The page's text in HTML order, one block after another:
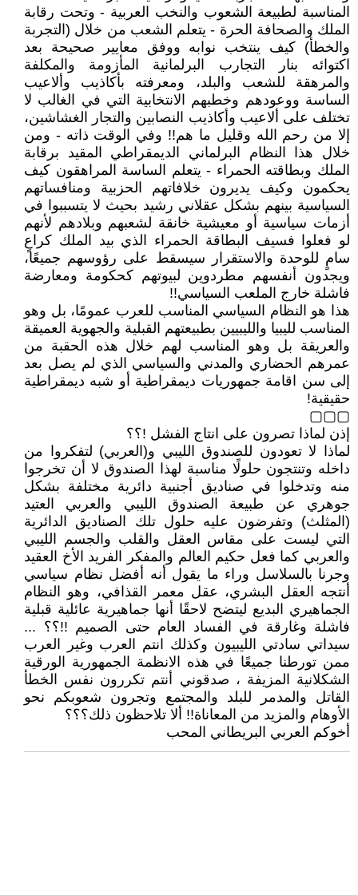
المناسبة لطبيعة الشعوب والنخب العربية - وتحت رقابة
الملك والصحافة الحرة - يتعلم الشعب من خلال (التجربة
والخطأ) كيف ينتخب نوابه ووفق معايير صحيحة بعد
اكتوائه بنار التجارب البرلمانية المأزومة والمكلفة
والمرهقة للشعب والبلد، ومعرفته بأكاذيب وألاعيب
الساسة ووعودهم وخطبهم الانتخابية التي في الغالب لا
تختلف على ألاعيب وأكاذيب النصابين والتجار الغشاشين،
إلا من رحم الله وقليل ما هم!! وفي الوقت ذاته - ومن
خلال هذا النظام البرلماني الديمقراطي المقيد برقابة
الملك وبطاقته الحمراء - يتعلم الساسة المراهقون كيف
يحكمون وكيف يديرون خلافاتهم الحزبية ومنافساتهم
السياسية بينهم بشكل عقلاني رشيد بحيث لا يتسببوا في
أزمات سياسية أو معيشية خانقة لشعبهم وبلادهم لأنهم
لو فعلوا فسيف البطاقة الحمراء الذي بيد الملك كراعٍ
سامٍ للوحدة والاستقرار سيسقط على رؤوسهم جميعًا،
ويجدون أنفسهم مطردوين لبيوتهم كحكومة ومعارضة
فاشلة خارج الملعب السياسي!!
هذا هو النظام السياسي المناسب للعرب عمومًا، بل وهو
المناسب لليبيا والليبيين بطبيعتهم القبلية والجهوية العميقة
والعريقة بل وهو المناسب لهم خلال هذه الحقبة من
عمرهم الحضاري والمدني والسياسي الذي لم يصل بعد
إلى سن اقامة جمهوريات ديمقراطية أو شبه ديمقراطية
حقيقية!
▢▢▢
إذن لماذا تصرون على انتاج الفشل !؟؟
لماذا لا تعودون للصندوق الليبي و(العربي) لتفكروا من
داخله وتنتجون حلولًا مناسبة لهذا الصندوق لا أن تخرجوا
منه وتدخلوا في صناديق أجنبية دائرية مختلفة بشكل
جوهري عن طبيعة الصندوق الليبي والعربي العتيد
(المثلث) وتفرضون عليه حلول تلك الصناديق الدائرية
التي ليست على مقاس العقل والقلب والجسم الليبي
والعربي كما فعل حكيم العالم والمفكر الفريد الأخ العقيد
وجرنا بالسلاسل وراء ما يقول أنه أفضل نظام سياسي
أنتجه العقل البشري، عقل معمر القذافي، وهو النظام
الجماهيري البديع ليتضح لاحقًا أنها جماهيرية عائلية قبلية
فاشلة وغارقة في الفساد العام حتى الصميم !!؟؟ ...
سيداتي سادتي الليبيون وكذلك انتم العرب وغير العرب
ممن تورطنا جميعًا في هذه الانظمة الجمهورية الورقية
الشكلانية المزيفة ، صدقوني أنتم تكررون نفس الخطأ
القاتل والمدمر للبلد والمجتمع وتجرون شعوبكم نحو
الأوهام والمزيد من المعاناة!! ألا تلاحظون ذلك؟؟؟
أخوكم العربي البريطاني المحب